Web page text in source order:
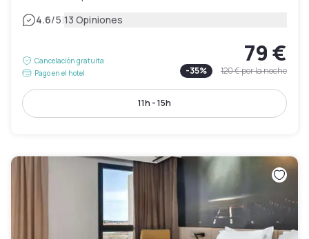
4.6/5|13 Opiniones
Cancelación gratuita
Pago en el hotel
79 €
-35% 120 €por la noche
11h - 15h